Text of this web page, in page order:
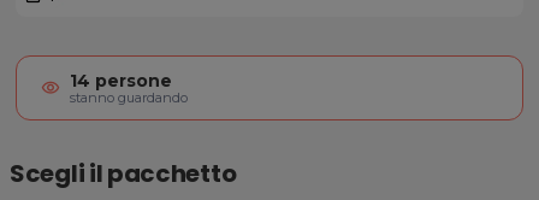
Du Pareil au Meme Gift Card
visibility 14 persone
stanno guardando
Scegli il pacchetto